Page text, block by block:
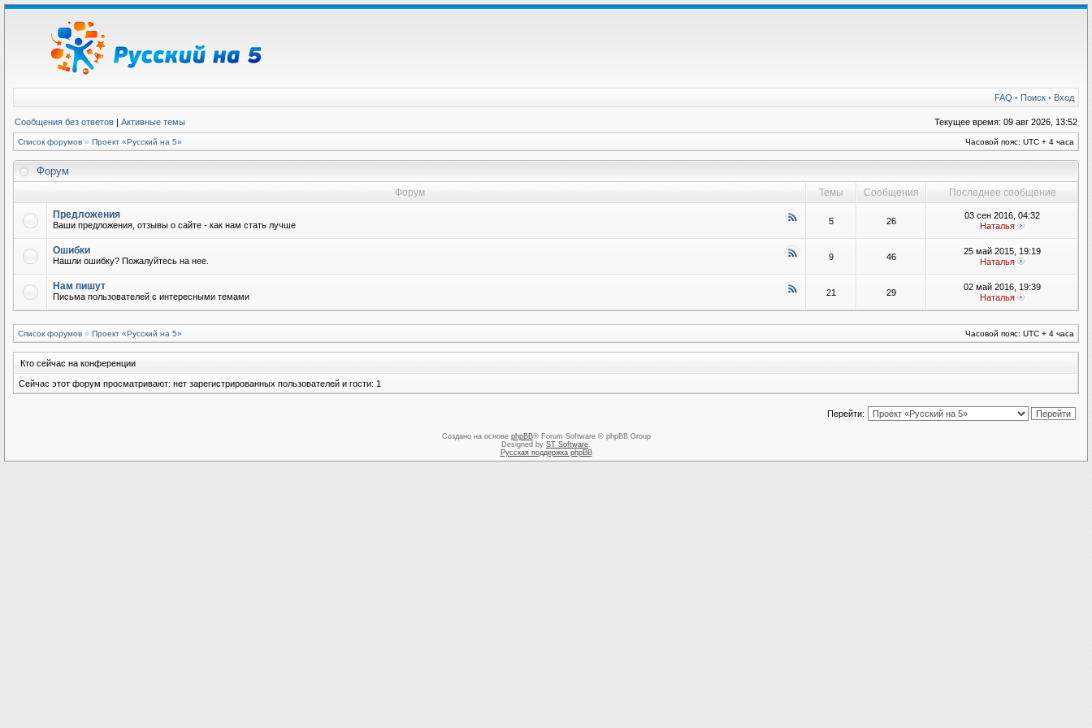
FAQ • Поиск • Вход
Сообщения без ответов | Активные темы Текущее время: 09 авг 2026, 13:52
Список форумов » Проект «Русский на 5» Часовой пояс: UTC + 4 часа
Форум
Форум Темы Сообщения
Последнее сообщение
Предложения
Ваши предложения, отзывы о сайте - как нам стать лучше 5 26
03 сен 2016, 04:32
Наталья
Ошибки
Нашли ошибку? Пожалуйтесь на нее. 9 46
25 май 2015, 19:19
Наталья
Нам пишут
Письма пользователей с интересными темами 21 29
02 май 2016, 19:39
Наталья
Список форумов » Проект «Русский на 5» Часовой пояс: UTC + 4 часа
Кто сейчас на конференции
Сейчас этот форум просматривают: нет зарегистрированных пользователей и гости: 1
Перейти:
Создано на основе phpBB® Forum Software © phpBB Group
Designed by ST Software.
Русская поддержка phpBB